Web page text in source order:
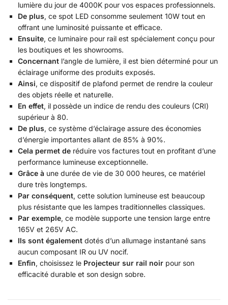
lumière du jour de 4000K pour vos espaces professionnels.
De plus, ce spot LED consomme seulement 10W tout en
offrant une luminosité puissante et efficace.
Ensuite, ce luminaire pour rail est spécialement conçu pour
les boutiques et les showrooms.
Concernant l’angle de lumière, il est bien déterminé pour un
éclairage uniforme des produits exposés.
Ainsi, ce dispositif de plafond permet de rendre la couleur
des objets réelle et naturelle.
En effet, il possède un indice de rendu des couleurs (CRI)
supérieur à 80.
De plus, ce système d’éclairage assure des économies
d’énergie importantes allant de 85% à 90%.
Cela permet de réduire vos factures tout en profitant d’une
performance lumineuse exceptionnelle.
Grâce à une durée de vie de 30 000 heures, ce matériel
dure très longtemps.
Par conséquent, cette solution lumineuse est beaucoup
plus résistante que les lampes traditionnelles classiques.
Par exemple, ce modèle supporte une tension large entre
165V et 265V AC.
Ils sont également dotés d’un allumage instantané sans
aucun composant IR ou UV nocif.
Enfin, choisissez le Projecteur sur rail noir pour son
efficacité durable et son design sobre.